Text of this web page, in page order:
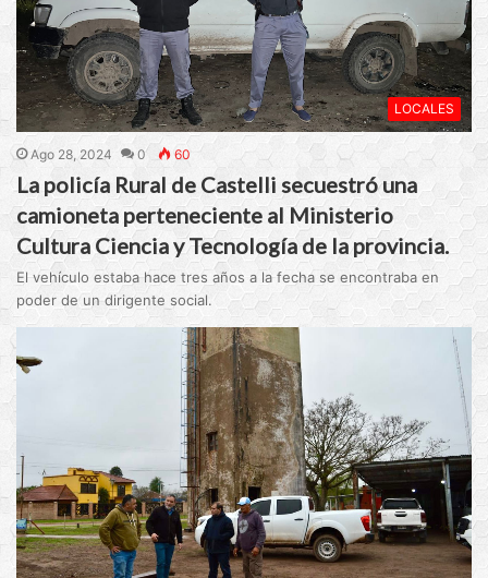
LOCALES
Ago 28, 2024 0 60
La policía Rural de Castelli secuestró una
camioneta perteneciente al Ministerio
Cultura Ciencia y Tecnología de la provincia.
El vehículo estaba hace tres años a la fecha se encontraba en
poder de un dirigente social.